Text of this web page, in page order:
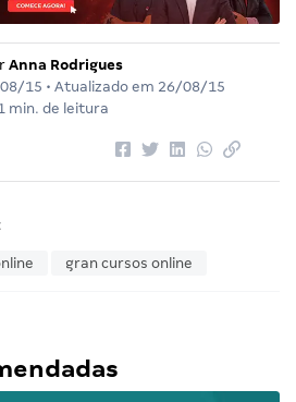
Anna Rodrigues
15 • Atualizado em 26/08/15
min. de leitura
gran cursos online